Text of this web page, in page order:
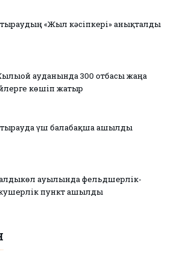
«Жыл кәсіпкері» анықталды
ауданында 300 отбасы жаңа
көшіп жатыр
үш балабақша ашылды
ауылында фельдшерлік-
пункт ашылды